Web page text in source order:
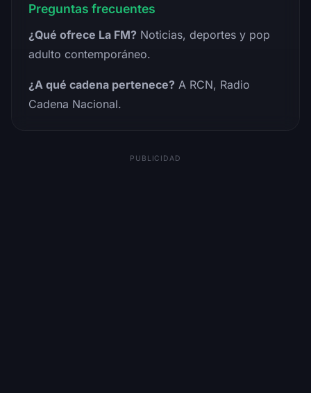
Preguntas frecuentes
¿Qué ofrece La FM? Noticias, deportes y pop
adulto contemporáneo.
¿A qué cadena pertenece? A RCN, Radio
Cadena Nacional.
PUBLICIDAD